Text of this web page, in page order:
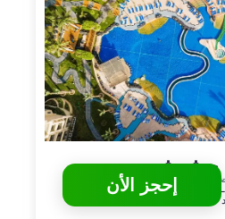
حشيش
الغردقةإحجز الأن